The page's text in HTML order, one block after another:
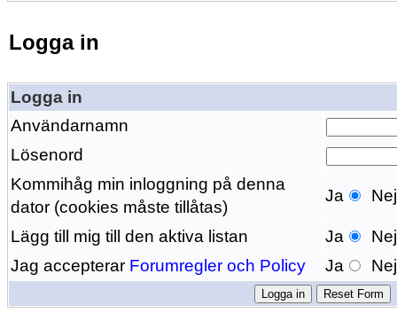
Logga in
Logga in
Användarnamn
Lösenord
Kommihåg min inloggning på denna
dator (cookies måste tillåtas)
Ja Nej
Lägg till mig till den aktiva listan Ja
Nej
Jag accepterar Forumregler och Policy Ja Nej